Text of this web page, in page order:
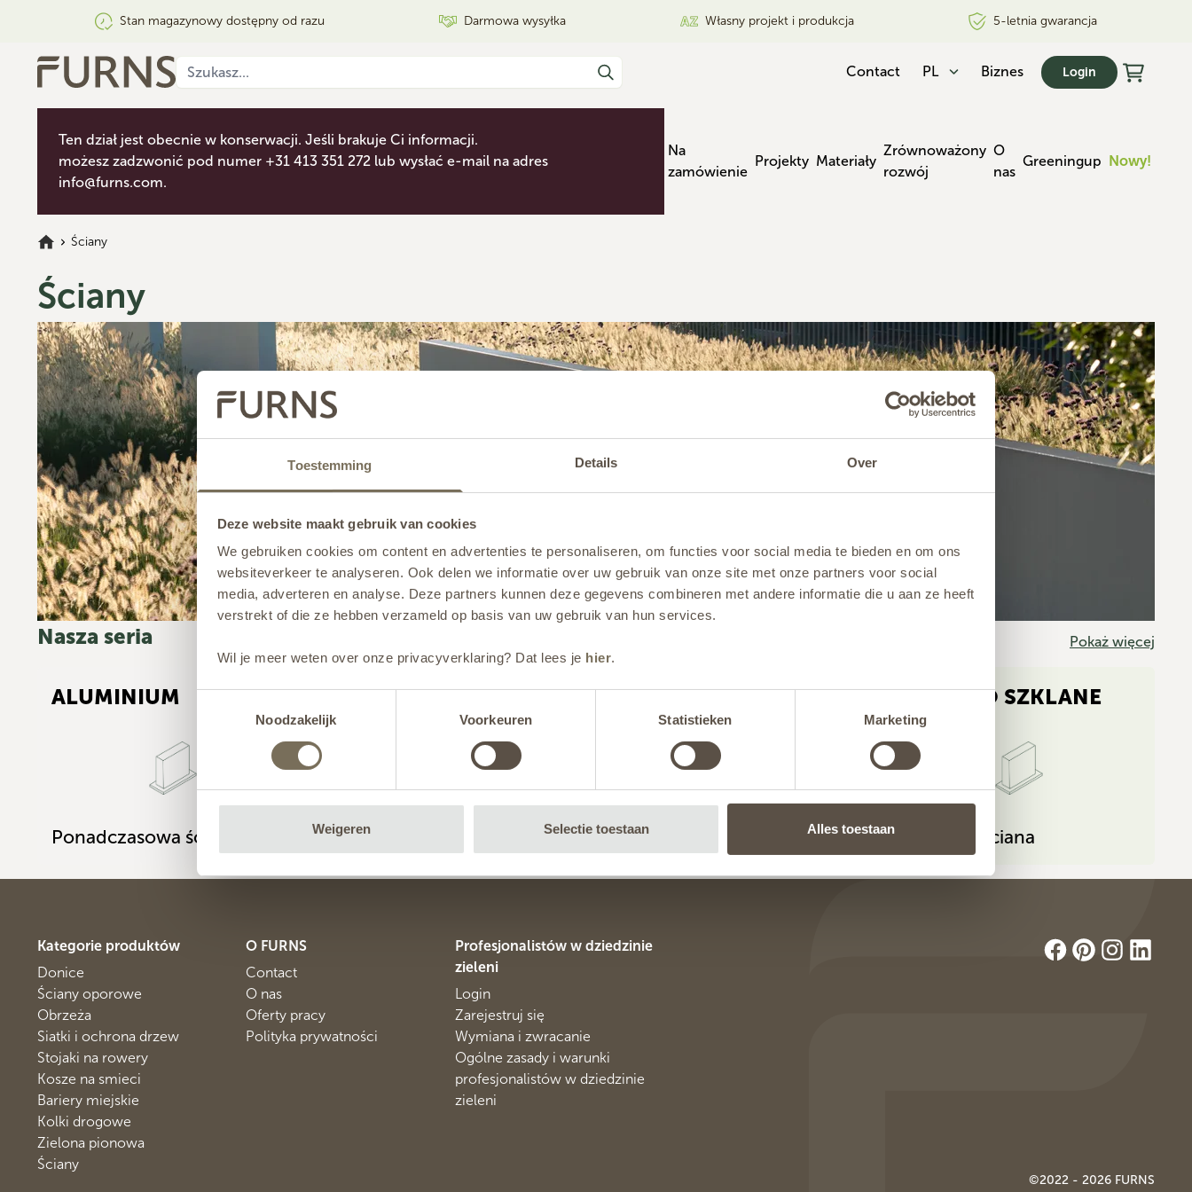
Toestemming Details Over
Deze website maakt gebruik van cookies
We gebruiken cookies om content en advertenties te personaliseren, om functies voor social media te bieden en om ons
websiteverkeer te analyseren. Ook delen we informatie over uw gebruik van onze site met onze partners voor social
media, adverteren en analyse. Deze partners kunnen deze gegevens combineren met andere informatie die u aan ze heeft
verstrekt of die ze hebben verzameld op basis van uw gebruik van hun services.
Wil je meer weten over onze privacyverklaring? Dat lees je hier.
Noodzakelijk
Voorkeuren Statistieken Marketing
Weigeren Selectie toestaan Alles toestaan
Stan magazynowy dostępny od razu Darmowa wysyłka Własny projekt i produkcja 5-letnia gwarancja
Contact PL Biznes Login
Ten dział jest obecnie w konserwacji. Jeśli brakuje Ci informacji.
możesz zadzwonić pod numer +31 413 351 272 lub wysłać e-mail na adres
info@furns.com.
Na
zamówienie
Projekty Materiały
Zrównoważony
rozwój
O
nas
Greeningup Nowy!
Ściany
Ściany
Nasza seria Pokaż więcej
ALUMINIUM
Ponadczasowa ściana
STAL CORTEN
Solidna, ciepła ściana
WŁÓKNO SZKLANE
Spokojna ściana
Kategorie produktów
Donice
Ściany oporowe
Obrzeża
Siatki i ochrona drzew
Stojaki na rowery
Kosze na smieci
Bariery miejskie
Kolki drogowe
Zielona pionowa
Ściany
O FURNS
Contact
O nas
Oferty pracy
Polityka prywatności
Profesjonalistów w dziedzinie
zieleni
Login
Zarejestruj się
Wymiana i zwracanie
Ogólne zasady i warunki
profesjonalistów w dziedzinie
zieleni
©2022 - 2026 FURNS